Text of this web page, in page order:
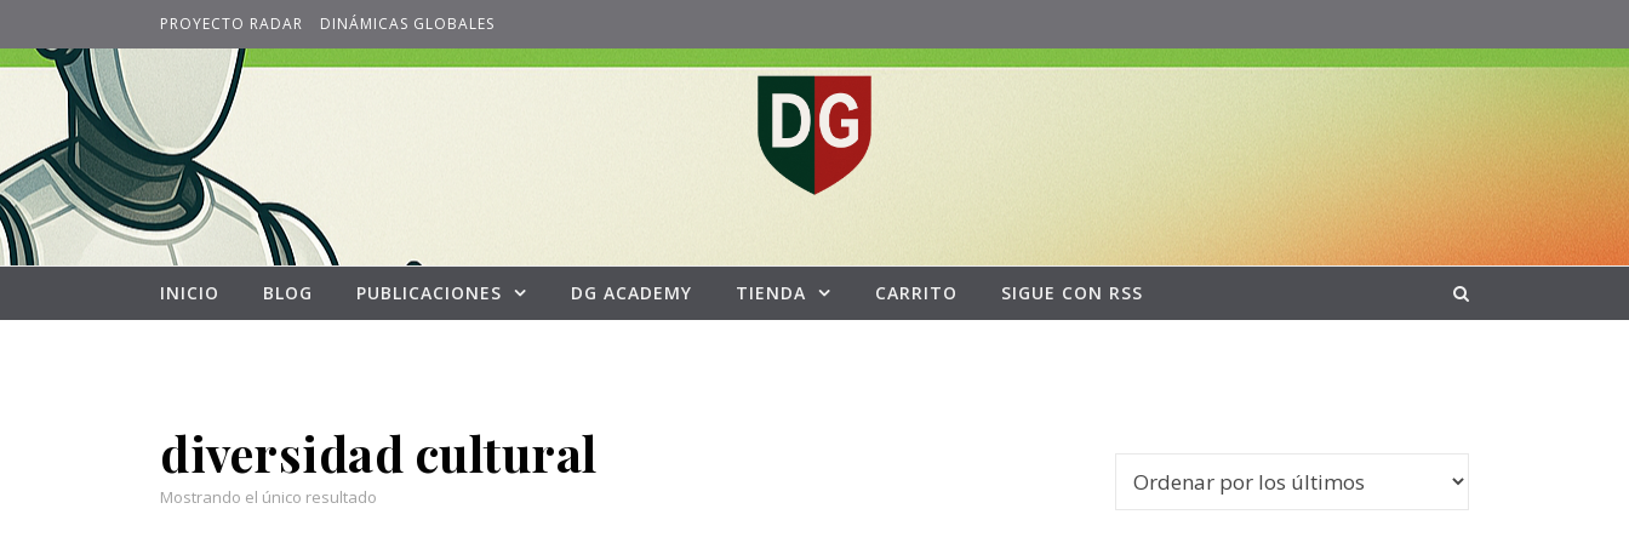
PROYECTO RADAR DINÁMICAS GLOBALES
INICIO BLOG PUBLICACIONES DG ACADEMY TIENDA CARRITO SIGUE CON RSS
diversidad cultural
Mostrando el único resultado